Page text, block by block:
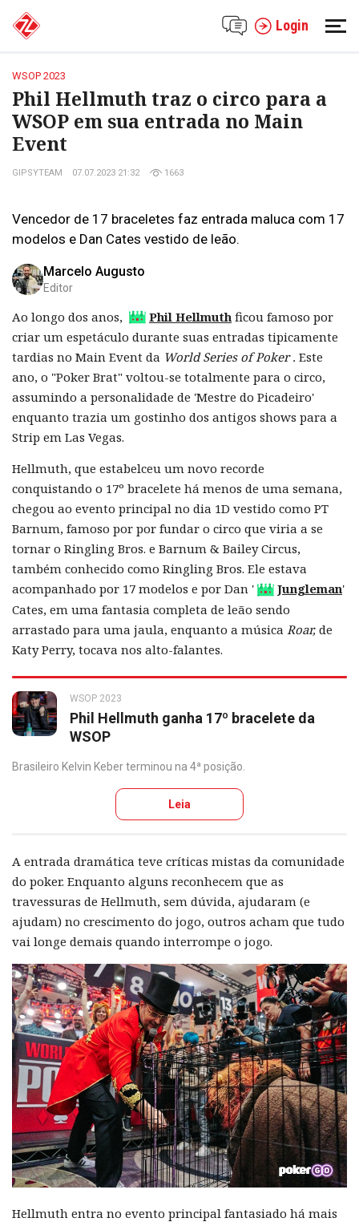
Login
WSOP 2023
Phil Hellmuth traz o circo para a
WSOP em sua entrada no Main
Event
GIPSYTEAM 07.07.2023 21:32 1663
Vencedor de 17 braceletes faz entrada maluca com 17
modelos e Dan Cates vestido de leão.
Marcelo Augusto
Editor
Ao longo dos anos, Phil Hellmuth ficou famoso por
criar um espetáculo durante suas entradas tipicamente
tardias no Main Event da World Series of Poker . Este
ano, o "Poker Brat" voltou-se totalmente para o circo,
assumindo a personalidade de 'Mestre do Picadeiro'
enquanto trazia um gostinho dos antigos shows para a
Strip em Las Vegas.
Hellmuth, que estabelceu um novo recorde
conquistando o 17º bracelete há menos de uma semana,
chegou ao evento principal no dia 1D vestido como PT
Barnum, famoso por por fundar o circo que viria a se
tornar o Ringling Bros. e Barnum & Bailey Circus,
também conhecido como Ringling Bros. Ele estava
acompanhado por 17 modelos e por Dan '
Jungleman'
Cates, em uma fantasia completa de leão sendo
arrastado para uma jaula, enquanto a música Roar, de
Katy Perry, tocava nos alto-falantes.
WSOP 2023
Phil Hellmuth ganha 17º bracelete da
WSOP
Brasileiro Kelvin Keber terminou na 4ª posição.
Leia
A entrada dramática teve críticas mistas da comunidade
do poker. Enquanto alguns reconhecem que as
travessuras de Hellmuth, sem dúvida, ajudaram (e
ajudam) no crescimento do jogo, outros acham que tudo
vai longe demais quando interrompe o jogo.
Hellmuth entra no evento principal fantasiado há mais